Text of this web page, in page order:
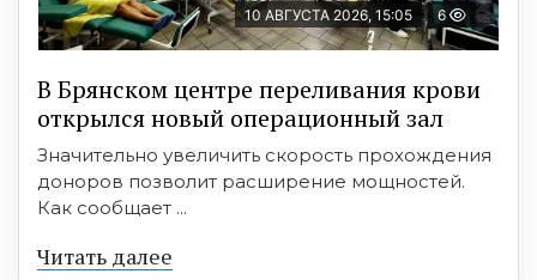
10 АВГУСТА 2026, 15:05 6
В Брянском центре переливания крови
открылся новый операционный зал
Значительно увеличить скорость прохождения
доноров позволит расширение мощностей.
Как сообщает ...
Читать далее